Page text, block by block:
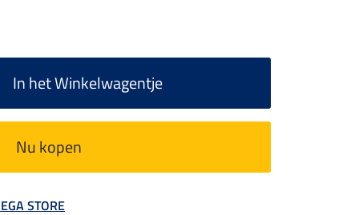
In het Winkelwagentje
Nu kopen
STORE